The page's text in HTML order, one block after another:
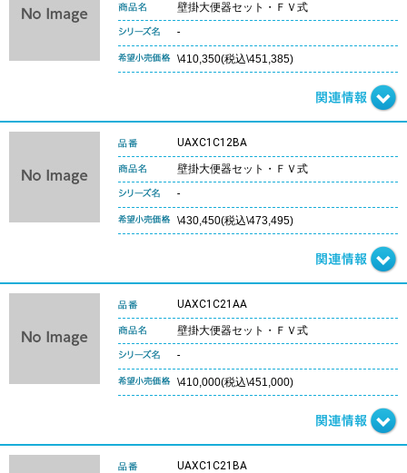
壁掛大便器セット・ＦＶ式
-
\410,350(税込\451,385)
UAXC1C12BA
壁掛大便器セット・ＦＶ式
-
\430,450(税込\473,495)
UAXC1C21AA
壁掛大便器セット・ＦＶ式
-
\410,000(税込\451,000)
UAXC1C21BA